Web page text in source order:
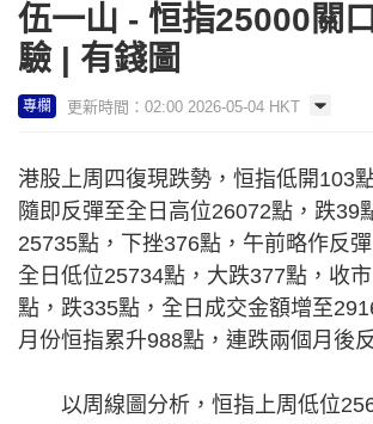
伍一山 - 恒指25000關
驗 | 有錢圖
專欄 更新時間：02:00 2026-05-04 HKT
港股上周四復現跌勢，恒指低開103
隨即反彈至全日高位26072點，跌39
25735點，下挫376點，午前略作反
全日低位25734點，大跌377點，收
點，跌335點，全日成交金額增至
月份恒指累升988點，連跌兩個月後
以周線圖分析，恒指上周低位